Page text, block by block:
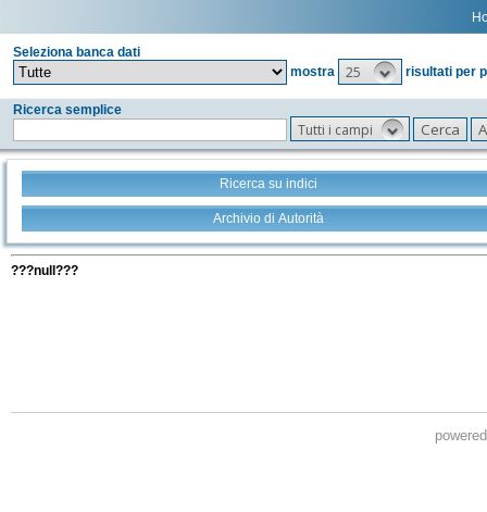
Seleziona banca dati
mostra
25 risultati per
Ricerca semplice
Tutti i campi
Ricerca su indici
Archivio di Autorità
???null???